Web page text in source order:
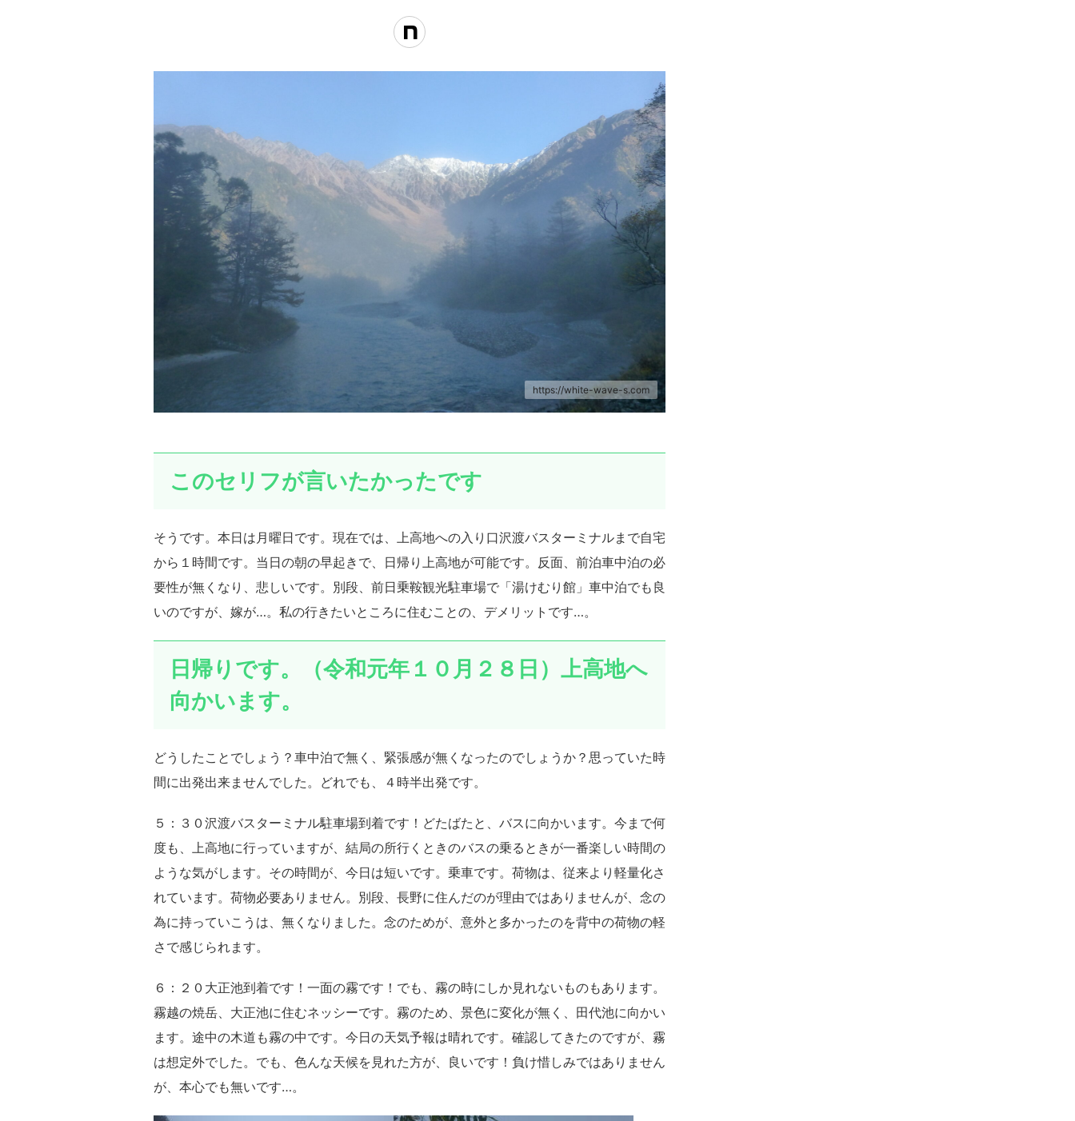
https://white-wave-s.com
このセリフが言いたかったです
そうです。本日は月曜日です。現在では、上高地への入り口沢渡バスターミナルまで自宅
から１時間です。当日の朝の早起きで、日帰り上高地が可能です。反面、前泊車中泊の必
要性が無くなり、悲しいです。別段、前日乗鞍観光駐車場で「湯けむり館」車中泊でも良
いのですが、嫁が…。私の行きたいところに住むことの、デメリットです…。
日帰りです。（令和元年１０月２８日）上高地へ
向かいます。
どうしたことでしょう？車中泊で無く、緊張感が無くなったのでしょうか？思っていた時
間に出発出来ませんでした。どれでも、４時半出発です。
５：３０沢渡バスターミナル駐車場到着です！どたばたと、バスに向かいます。今まで何
度も、上高地に行っていますが、結局の所行くときのバスの乗るときが一番楽しい時間の
ような気がします。その時間が、今日は短いです。乗車です。荷物は、従来より軽量化さ
れています。荷物必要ありません。別段、長野に住んだのが理由ではありませんが、念の
為に持っていこうは、無くなりました。念のためが、意外と多かったのを背中の荷物の軽
さで感じられます。
６：２０大正池到着です！一面の霧です！でも、霧の時にしか見れないものもあります。
霧越の焼岳、大正池に住むネッシーです。霧のため、景色に変化が無く、田代池に向かい
ます。途中の木道も霧の中です。今日の天気予報は晴れです。確認してきたのですが、霧
は想定外でした。でも、色んな天候を見れた方が、良いです！負け惜しみではありません
が、本心でも無いです…。